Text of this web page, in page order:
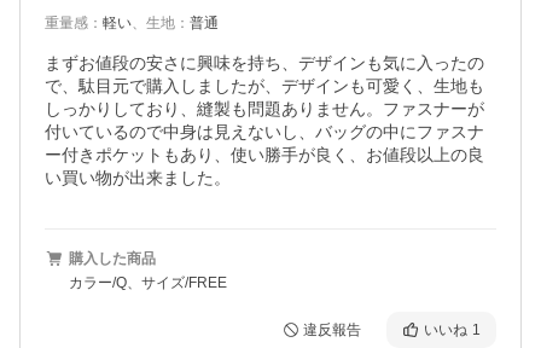
重量感 ： 軽い、 生地 ： 普通
まずお値段の安さに興味を持ち、デザインも気に入ったの
で、駄目元で購入しましたが、デザインも可愛く、生地も
しっかりしており、縫製も問題ありません。ファスナーが
付いているので中身は見えないし、バッグの中にファスナ
ー付きポケットもあり、使い勝手が良く、お値段以上の良
い買い物が出来ました。
購入した商品
カラー/Q、サイズ/FREE
違反報告 いいね 1